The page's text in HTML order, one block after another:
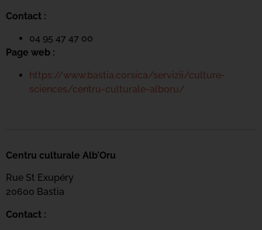
Contact :
04 95 47 47 00
Page web :
https://www.bastia.corsica/servizii/culture-
sciences/centru-culturale-alboru/
Centru culturale Alb’Oru
Rue St Exupéry
20600 Bastia
Contact :